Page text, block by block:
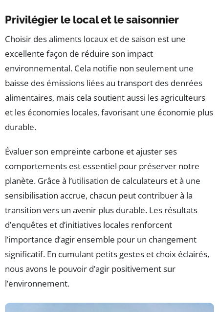
Privilégier le local et le saisonnier
Choisir des aliments locaux et de saison est une
excellente façon de réduire son impact
environnemental. Cela notifie non seulement une
baisse des émissions liées au transport des denrées
alimentaires, mais cela soutient aussi les agriculteurs
et les économies locales, favorisant une économie plus
durable.
Évaluer son empreinte carbone et ajuster ses
comportements est essentiel pour préserver notre
planète. Grâce à l’utilisation de calculateurs et à une
sensibilisation accrue, chacun peut contribuer à la
transition vers un avenir plus durable. Les résultats
d’enquêtes et d’initiatives locales renforcent
l’importance d’agir ensemble pour un changement
significatif. En cumulant petits gestes et choix éclairés,
nous avons le pouvoir d’agir positivement sur
l’environnement.